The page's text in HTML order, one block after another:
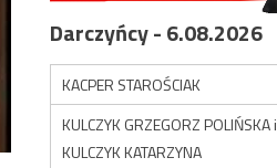
Darczyńcy - 6.08.2026
KACPER STAROŚCIAK
KULCZYK GRZEGORZ POLIŃSKA i
KULCZYK KATARZYNA